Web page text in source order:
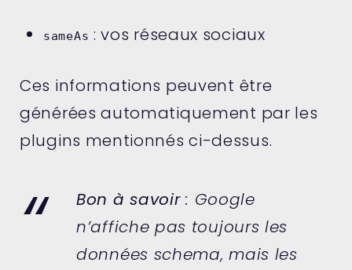
sameAs : vos réseaux sociaux
Ces informations peuvent être
générées automatiquement par les
plugins mentionnés ci-dessus.
Bon à savoir: Google
n’affiche pas toujours les
données schema, mais les